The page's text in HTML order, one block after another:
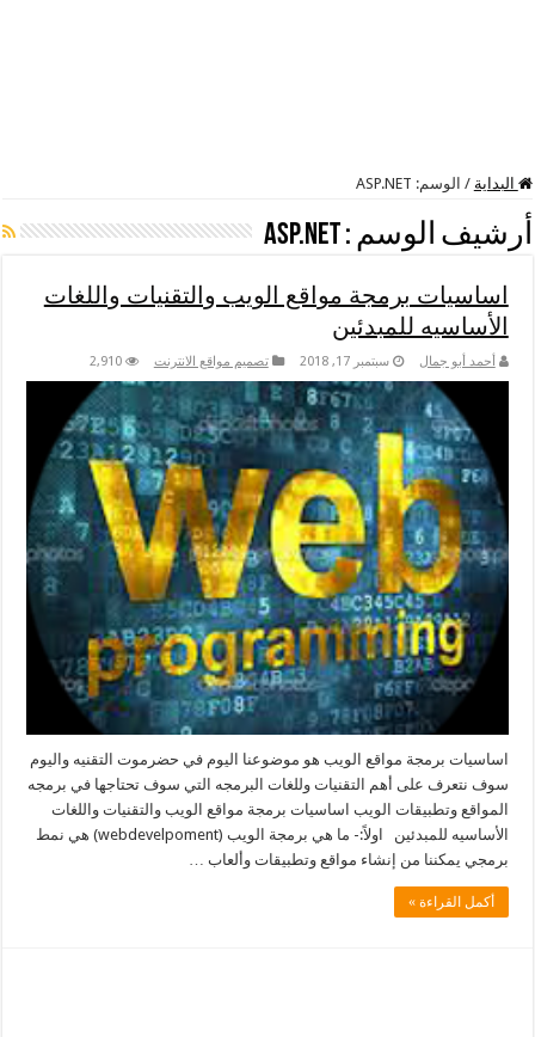
البداية / الوسم: ASP.NET
أرشيف الوسم :ASP.NET
اساسيات برمجة مواقع الويب والتقنيات واللغات
الأساسيه للمبدئين
أحمد أبو جمال سبتمبر 17, 2018 تصميم مواقع الانترنت 2,910
اساسيات برمجة مواقع الويب هو موضوعنا اليوم في حضرموت التقنيه واليوم
سوف نتعرف على أهم التقنيات وللغات البرمجه التي سوف تحتاجها في برمجه
المواقع وتطبيقات الويب اساسيات برمجة مواقع الويب والتقنيات واللغات
الأساسيه للمبدئين اولاً:- ما هي برمجة الويب (webdevelpoment) هي نمط
برمجي يمكننا من إنشاء مواقع وتطبيقات وألعاب …
أكمل القراءة »